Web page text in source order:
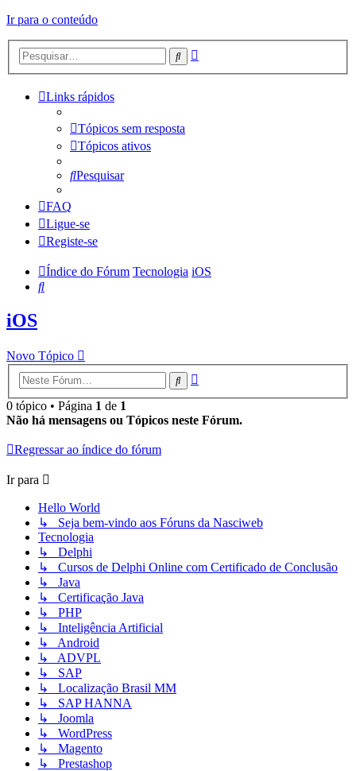
Ir para o conteúdo
Pesquisar
Links rápidos
Tópicos sem resposta
Tópicos ativos
Pesquisar
FAQ
Ligue-se
Registe-se
Índice do Fórum Tecnologia iOS
Pesquisar
iOS
Novo Tópico
Pesquisar
0 tópico • Página 1 de 1
Não há mensagens ou Tópicos neste Fórum.
Regressar ao índice do fórum
Ir para
Hello World
↳ Seja bem-vindo aos Fóruns da Nasciweb
Tecnologia
↳ Delphi
↳ Cursos de Delphi Online com Certificado de Conclusão
↳ Java
↳ Certificação Java
↳ PHP
↳ Inteligência Artificial
↳ Android
↳ ADVPL
↳ SAP
↳ Localização Brasil MM
↳ SAP HANNA
↳ Joomla
↳ WordPress
↳ Magento
↳ Prestashop